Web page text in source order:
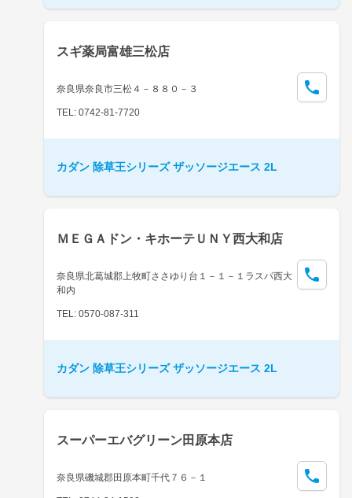
スギ薬局富雄三松店
奈良県奈良市三松４－８８０－３
TEL: 0742-81-7720
カダン 除草王シリーズ ザッソージエース 2L
ＭＥＧＡドン・キホーテＵＮＹ西大和店
奈良県北葛城郡上牧町ささゆり台１－１－１ラスパ西大
和内
TEL: 0570-087-311
カダン 除草王シリーズ ザッソージエース 2L
スーパーエバグリーン田原本店
奈良県磯城郡田原本町千代７６－１